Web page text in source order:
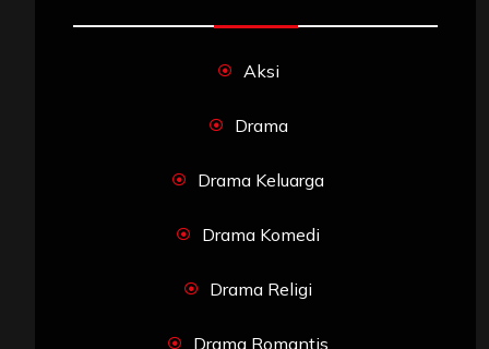
Aksi
Drama
Drama Keluarga
Drama Komedi
Drama Religi
Drama Romantis